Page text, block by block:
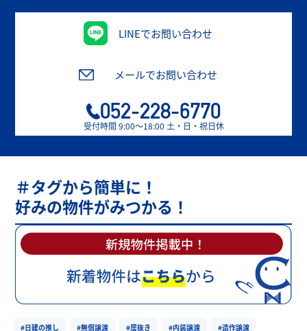
LINEでお問い合わせ
メールでお問い合わせ
052-228-6770
受付時間 9:00〜18:00 土・日・祝日休
＃タグから簡単に！
好みの物件がみつかる！
#日建の推し #無償譲渡 #居抜き #内装譲渡 #造作譲渡